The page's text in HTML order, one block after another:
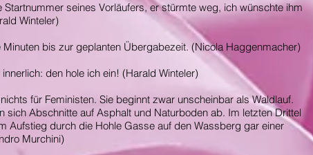
Startnummer seines Vorläufers, er stürmte weg, ich wünschte ihm
Winteler)
Minuten bis zur geplanten Übergabezeit. (Nicola Haggenmacher)
den hole ich ein! (Harald Winteler)
für Feministen. Sie beginnt zwar unscheinbar als Waldlauf.
sich Abschnitte auf Asphalt und Naturboden ab. Im letzten Drittel
Aufstieg durch die Hohle Gasse auf den Wassberg gar einer
Murchini)